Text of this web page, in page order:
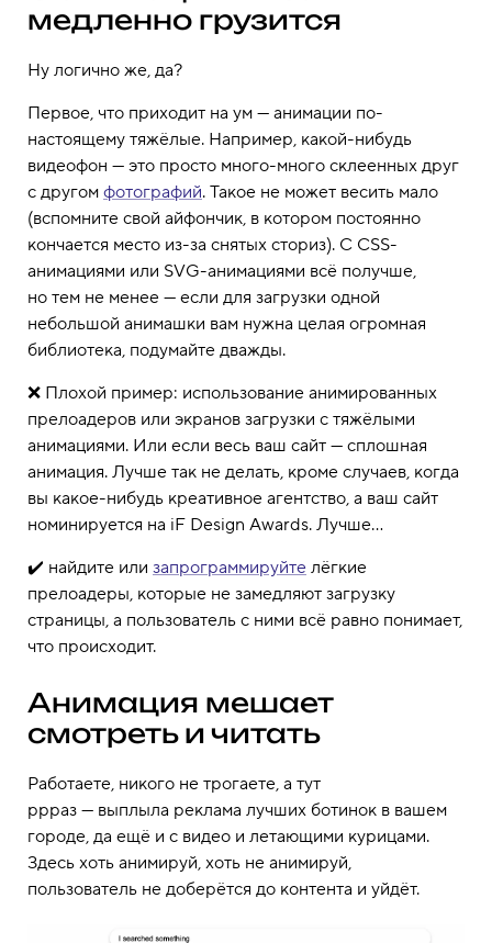
медленно грузится
Ну логично же, да?
Первое, что приходит на ум — анимации по-
настоящему тяжёлые. Например, какой-нибудь
видеофон — это просто много-много склеенных друг
с другом фотографий. Такое не может весить мало
(вспомните свой айфончик, в котором постоянно
кончается место из-за снятых сториз). С CSS-
анимациями или SVG-анимациями всё получше,
но тем не менее — если для загрузки одной
небольшой анимашки вам нужна целая огромная
библиотека, подумайте дважды.
❌ Плохой пример: использование анимированных
прелоадеров или экранов загрузки с тяжёлыми
анимациями. Или если весь ваш сайт — сплошная
анимация. Лучше так не делать, кроме случаев, когда
вы какое-нибудь креативное агентство, а ваш сайт
номинируется на iF Design Awards. Лучше…
✔️ найдите или запрограммируйте лёгкие
прелоадеры, которые не замедляют загрузку
страницы, а пользователь с ними всё равно понимает,
что происходит.
Анимация мешает
смотреть и читать
Работаете, никого не трогаете, а тут
ррраз — выплыла реклама лучших ботинок в вашем
городе, да ещё и с видео и летающими курицами.
Здесь хоть анимируй, хоть не анимируй,
пользователь не доберётся до контента и уйдёт.